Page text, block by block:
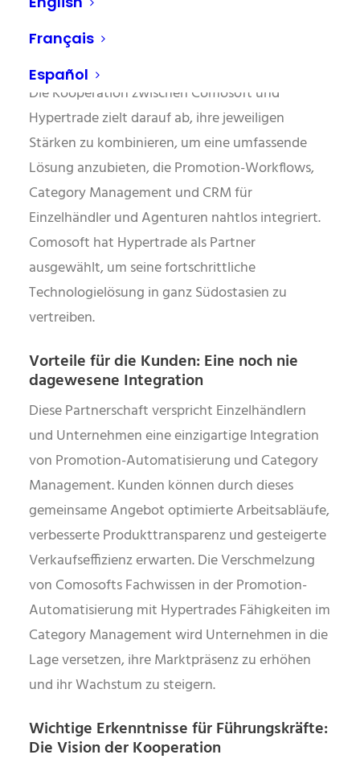
Français
Español
Einzelhandelsabläufe durch einheitliche
Lösungen
Die Kooperation zwischen Comosoft und
Hypertrade zielt darauf ab, ihre jeweiligen
Stärken zu kombinieren, um eine umfassende
Lösung anzubieten, die Promotion-Workflows,
Category Management und CRM für
Einzelhändler und Agenturen nahtlos integriert.
Comosoft hat Hypertrade als Partner
ausgewählt, um seine fortschrittliche
Technologielösung in ganz Südostasien zu
vertreiben.
Vorteile für die Kunden: Eine noch nie
dagewesene Integration
Diese Partnerschaft verspricht Einzelhändlern
und Unternehmen eine einzigartige Integration
von Promotion-Automatisierung und Category
Management. Kunden können durch dieses
gemeinsame Angebot optimierte Arbeitsabläufe,
verbesserte Produkttransparenz und gesteigerte
Verkaufseffizienz erwarten. Die Verschmelzung
von Comosofts Fachwissen in der Promotion-
Automatisierung mit Hypertrades Fähigkeiten im
Category Management wird Unternehmen in die
Lage versetzen, ihre Marktpräsenz zu erhöhen
und ihr Wachstum zu steigern.
Wichtige Erkenntnisse für Führungskräfte:
Die Vision der Kooperation